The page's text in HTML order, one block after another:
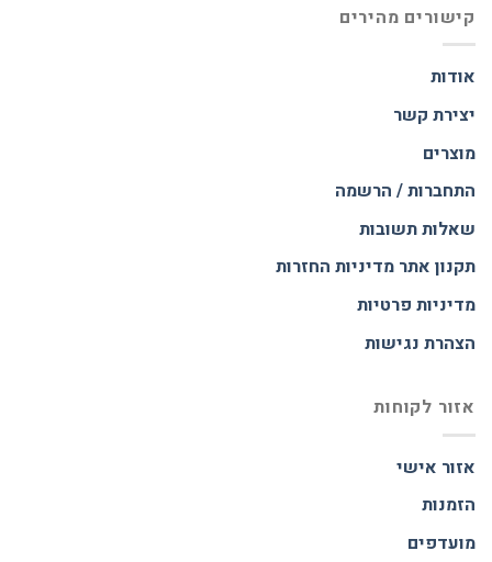
קישורים מהירים
אודות
יצירת קשר
מוצרים
התחברות / הרשמה
שאלות תשובות
תקנון אתרמדיניות החזרות
מדיניות פרטיות
הצהרת נגישות
אזור לקוחות
אזור אישי
הזמנות
מועדפים